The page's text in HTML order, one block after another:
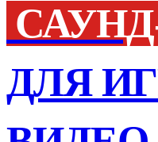
ДЛЯ